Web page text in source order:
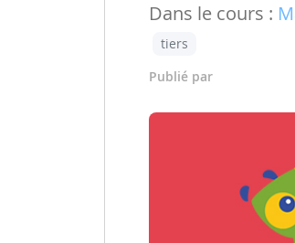
Dans le cours :
tiers
Publié par